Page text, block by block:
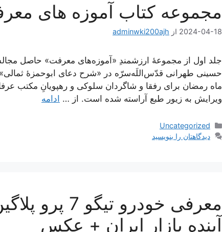
مجموعه کتاب آموزه های
2024-04-18 از adminwki200ajh
جلد اول از مجموعۀ ارزشمندِ «آموزه‌های معرفت» حاصل
حسینی طهرانی قدّس‌اللَه‌سرّه در «شرح دعای ابوحمزۀ
ماه رمضان برای رفقا و شاگردان سلوکی و رهپویانِ مکتب
ویرایش به زیور طبع آراسته شده است. از … ادامه
دسته‌ها
Uncategorized
دیدگاهتان را بنویسید
معرفی خودرو
آینده بازار ایران + عکس